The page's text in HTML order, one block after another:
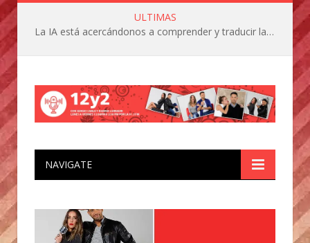
ULTIMAS
La IA está acercándonos a comprender y traducir las vocalizaciones y comportamientos de nuestras mascotas
NAVIGATE